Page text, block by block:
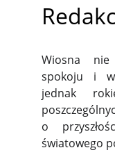
Wiosna nie
spokoju i
jednak
o
światowego